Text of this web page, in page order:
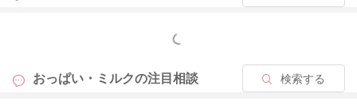
もっと見る
おっぱい・ミルクの注目相談 検索する